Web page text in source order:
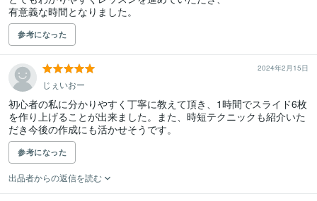
有意義な時間となりました。
参考になった
2024年2月15日
じぇいおー
初心者の私に分かりやすく丁寧に教えて頂き、1時間でスライド6枚
を作り上げることが出来ました。また、時短テクニックも紹介いた
だき今後の作成にも活かせそうです。
参考になった
出品者からの返信を読む